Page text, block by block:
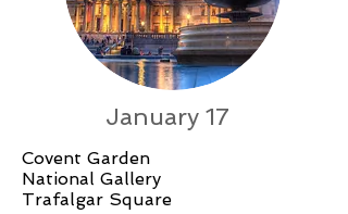
January 17
Covent Garden
National Gallery
Trafalgar Square